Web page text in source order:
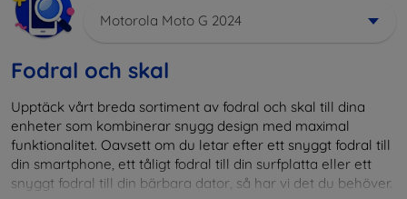
Motorola Moto G 2024
Fodral och skal
Upptäck vårt breda sortiment av fodral och skal till dina
enheter som kombinerar snygg design med maximal
funktionalitet. Oavsett om du letar efter ett snyggt fodral till
din smartphone, ett tåligt fodral till din surfplatta eller ett
snyggt fodral till din bärbara dator, så har vi det du behöver.